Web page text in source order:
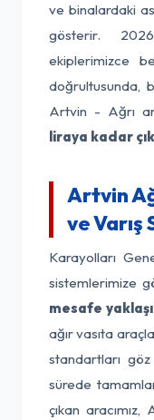
ve binalardaki
gösterir.
ekiplerimizce
doğrultusunda,
Artvin - Ağrı
liraya kadar
Artvin
ve Varış
Karayolları
sistemlerimize
mesafe
ağır vasıta
standartları
sürede
çıkan